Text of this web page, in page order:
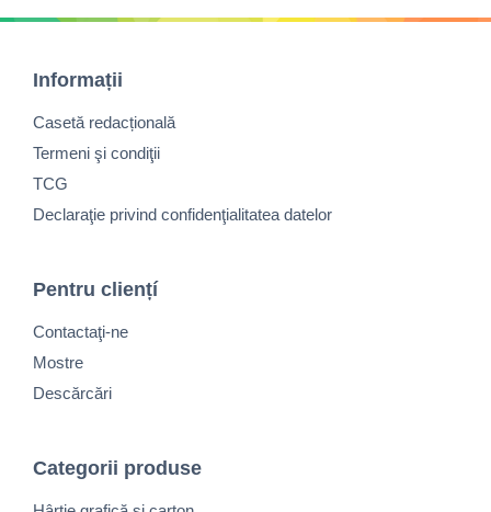
Informații
Casetă redacțională
Termeni şi condiţii
TCG
Declaraţie privind confidenţialitatea datelor
Pentru cliențí
Contactaţi-ne
Mostre
Descărcări
Categorii produse